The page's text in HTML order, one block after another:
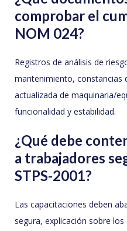
comprobar el
NOM 024?
Registros de análisis de
mantenimiento, constancias
actualizada de maquinaria/
funcionalidad y estabilidad.
¿Qué debe
a trabajadores
STPS-2001?
Las capacitaciones deben
segura, explicación sobre